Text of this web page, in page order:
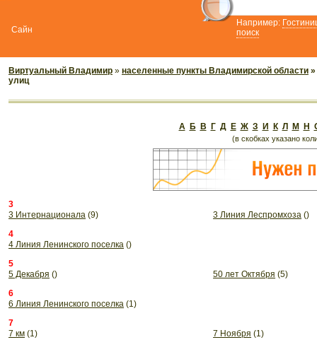
Например:
поиск
Виртуальный Владимир » населенные пункты Владимирской области »
улиц
А Б В Г Д Е Ж З И К Л М Н
(в скобках указано
3
3 Интернационала (9) 3 Линия Леспромхоза ()
4
4 Линия Ленинского поселка ()
5
5 Декабря () 50 лет Октября (5)
6
6 Линия Ленинского поселка (1)
7
7 км (1) 7 Ноября (1)